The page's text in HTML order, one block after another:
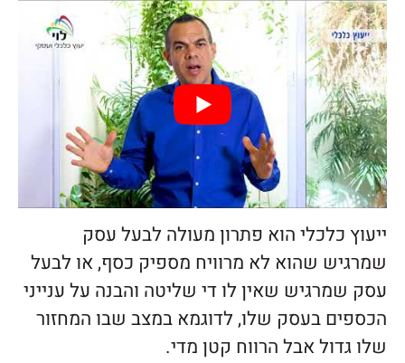
ייעוץ כלכלי הוא פתרון מעולה לבעל עסק
שמרגיש שהוא לא מרוויח מספיק כסף, או לבעל
עסק שמרגיש שאין לו די שליטה והבנה על ענייני
הכספים בעסק שלו, לדוגמא במצב שבו המחזור
שלו גדול אבל הרווח קטן מדי.